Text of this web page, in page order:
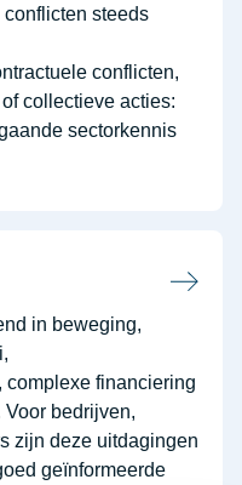
steeds
conflicten,
collectieve acties:
sectorkennis
in beweging,
financiering
bedrijven,
zijn deze uitdagingen
geïnformeerde